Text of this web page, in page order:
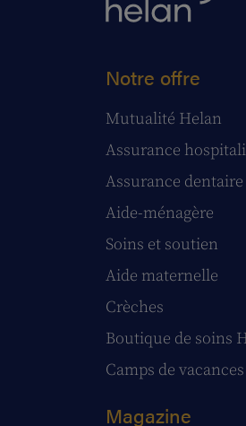
Notre offre
Mutualité Helan
Assurance
Assurance
Aide-ménagère
Soins et soutien
Aide maternelle
Crèches
Boutique de soins
Camps de
Magazine